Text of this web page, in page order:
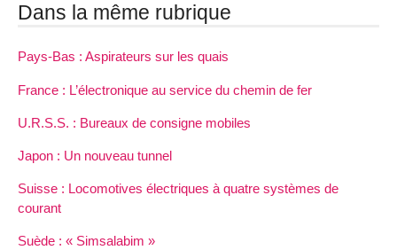
Dans la même rubrique
Pays-Bas : Aspirateurs sur les quais
France : L’électronique au service du chemin de fer
U.R.S.S. : Bureaux de consigne mobiles
Japon : Un nouveau tunnel
Suisse : Locomotives électriques à quatre systèmes de
courant
Suède : « Simsalabim »